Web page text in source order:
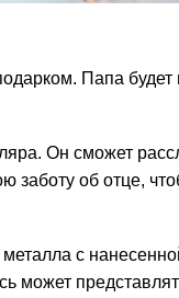
Папа будет
Он сможет
заботу об отце,
с
может